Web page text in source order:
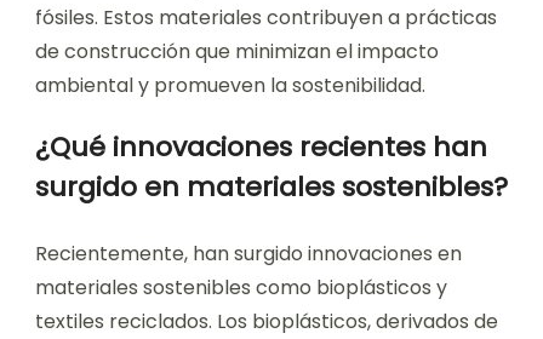
fósiles. Estos materiales contribuyen a prácticas
de construcción que minimizan el impacto
ambiental y promueven la sostenibilidad.
¿Qué innovaciones recientes han
surgido en materiales sostenibles?
Recientemente, han surgido innovaciones en
materiales sostenibles como bioplásticos y
textiles reciclados. Los bioplásticos, derivados de